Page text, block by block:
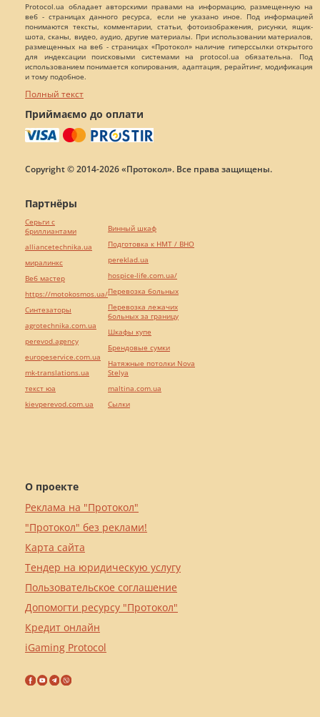
Protocol.ua обладает авторскими правами на информацию, размещенную на
веб - страницах данного ресурса, если не указано иное. Под информацией
понимаются тексты, комментарии, статьи, фотоизображения, рисунки, ящик-
шота, сканы, видео, аудио, другие материалы. При использовании материалов,
размещенных на веб - страницах «Протокол» наличие гиперссылки открытого
для индексации поисковыми системами на protocol.ua обязательна. Под
использованием понимается копирования, адаптация, рерайтинг, модификация
и тому подобное.
Полный текст
Приймаємо до оплати
Copyright © 2014-2026 «Протокол». Все права защищены.
О проекте
Реклама на "Протокол"
"Протокол" без реклами!
Карта сайта
Тендер на юридическую услугу
Пользовательское соглашение
Допомогти ресурсу "Протокол"
Кредит онлайн
iGaming Protocol
Партнёры
Серьги с
бриллиантами
alliancetechnika.ua
миралинкс
Веб мастер
https://motokosmos.ua/
Синтезаторы
agrotechnika.com.ua
perevod.agency
europeservice.com.ua
mk-translations.ua
текст юа
kievperevod.com.ua
Винный шкаф
Подготовка к НМТ / ВНО
pereklad.ua
hospice-life.com.ua/
Перевозка больных
Перевозка лежачих
больных за границу
Шкафы купе
Брендовые сумки
Натяжные потолки Nova
Stelya
maltina.com.ua
Cылки